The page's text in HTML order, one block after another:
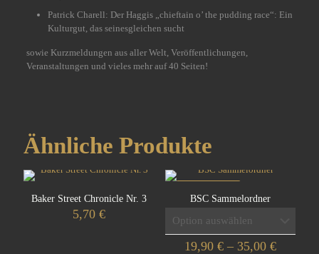
Patrick Charell: Der Haggis „chieftain o’ the pudding race“: Ein
Kulturgut, das seinesgleichen sucht
sowie Kurzmeldungen aus aller Welt, Veröffentlichungen,
Veranstaltungen und vieles mehr auf 40 Seiten!
Ähnliche Produkte
Baker Street Chronicle Nr. 3
5,70 €
BSC Sammelordner
19,90 € – 35,00 €